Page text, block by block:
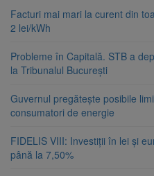
Facturi mai mari la curent din
2 lei/kWh
Probleme în Capitală. STB a
la Tribunalul București
Guvernul pregătește posibile
consumatori de energie
FIDELIS VIII: Investiții în lei și
până la 7,50%